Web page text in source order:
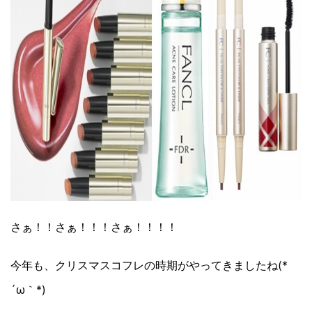
さぁ！！さぁ！！！さぁ！！！！
今年も、クリスマスコフレの時期がやってきましたね(*
´ω｀*)